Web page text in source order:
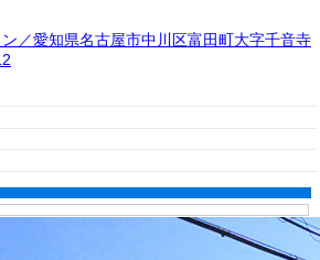
／愛知県名古屋市中川区富田町大字千音寺